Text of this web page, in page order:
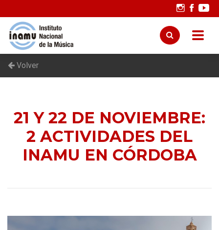
Volver
21 Y 22 DE NOVIEMBRE:
2 ACTIVIDADES DEL
INAMU EN CÓRDOBA